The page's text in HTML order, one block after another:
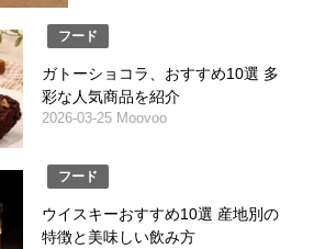
フード
ガトーショコラ、おすすめ10選 多
彩な人気商品を紹介
2026-03-25 Moovoo
フード
ウイスキーおすすめ10選 産地別の
特徴と美味しい飲み方